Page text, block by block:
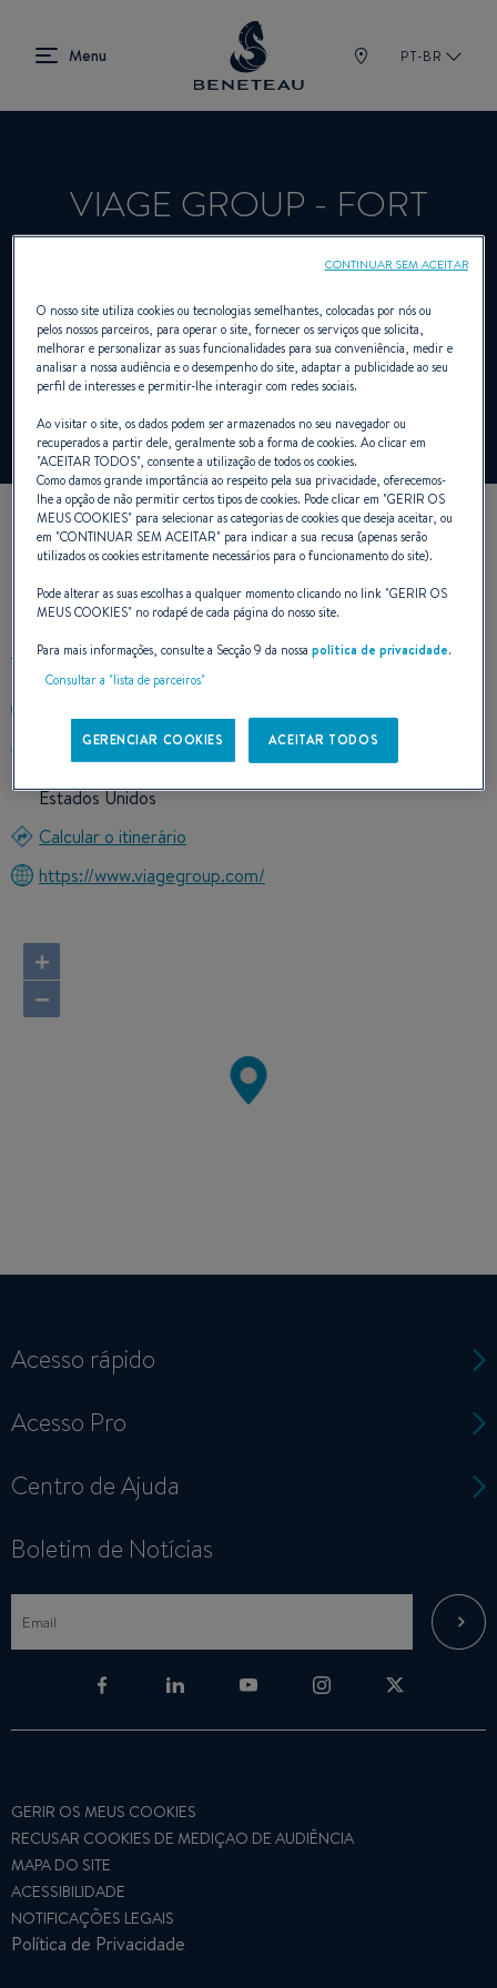
PT-BR
VIAGE GROUP - FORT
Revendedor A bordo, Fora de bordo para
BENETEAU
NOSSOS DADOS DE
CONTATO
239-747-6700
Estados Unidos
Calcular o itinerário
https://www.viagegroup.com/
+
−
Acesso rápido
Acesso Pro
Centro de Ajuda
Boletim de Notícias
GERIR OS MEUS COOKIES
RECUSAR COOKIES DE MEDIÇAO DE AUDIÊNCIA
MAPA DO SITE
ACESSIBILIDADE
NOTIFICAÇÕES LEGAIS
Política de Privacidade
O nosso site utiliza cookies ou tecnologias semelhantes, colocadas por nós ou
pelos nossos parceiros, para operar o site, fornecer os serviços que solicita,
melhorar e personalizar as suas funcionalidades para sua conveniência, medir e
analisar a nossa audiência e o desempenho do site, adaptar a publicidade ao seu
perfil de interesses e permitir-lhe interagir com redes sociais.
Ao visitar o site, os dados podem ser armazenados no seu navegador ou
recuperados a partir dele, geralmente sob a forma de cookies. Ao clicar em
"ACEITAR TODOS", consente a utilização de todos os cookies.
Como damos grande importância ao respeito pela sua privacidade, oferecemos-
lhe a opção de não permitir certos tipos de cookies. Pode clicar em "GERIR OS
MEUS COOKIES" para selecionar as categorias de cookies que deseja aceitar, ou
em "CONTINUAR SEM ACEITAR" para indicar a sua recusa (apenas serão
utilizados os cookies estritamente necessários para o funcionamento do site).
Pode alterar as suas escolhas a qualquer momento clicando no link "GERIR OS
MEUS COOKIES" no rodapé de cada página do nosso site.
Para mais informações, consulte a Secção 9 da nossapolítica de privacidade.
Consultar a "lista de parceiros"
GERENCIAR COOKIES ACEITAR TODOS
CONTINUAR SEM ACEITAR